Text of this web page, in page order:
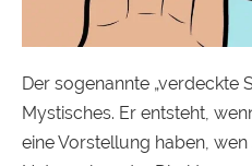
Der sogenannte „verdeckte
Mystisches. Er entsteht,
eine Vorstellung haben,